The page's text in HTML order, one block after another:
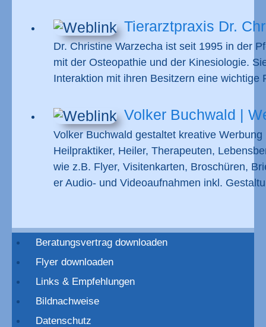
Tierarztpraxis Dr.
Dr. Christine Warzecha ist seit 1995 in der
mit der Osteopathie und der Kinesiologie.
Interaktion mit ihren Besitzern eine wichtige
Volker Buchwald |
Volker Buchwald gestaltet kreative
Heilpraktiker, Heiler, Therapeuten,
wie z.B. Flyer, Visitenkarten, Broschüren,
er Audio- und Videoaufnahmen inkl.
Beratungsvertrag downloaden
Flyer downloaden
Links & Empfehlungen
Bildnachweise
Datenschutz